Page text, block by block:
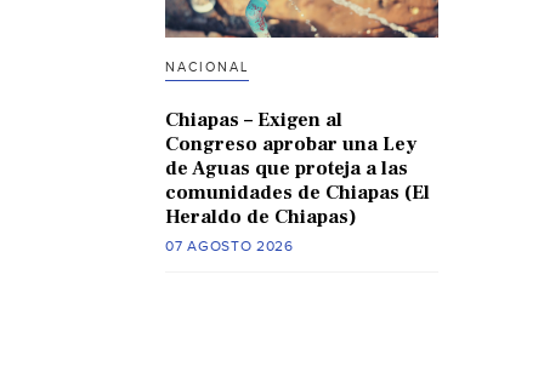
NACIONAL
Chiapas – Exigen al
Congreso aprobar una Ley
de Aguas que proteja a las
comunidades de Chiapas (El
Heraldo de Chiapas)
07 AGOSTO 2026